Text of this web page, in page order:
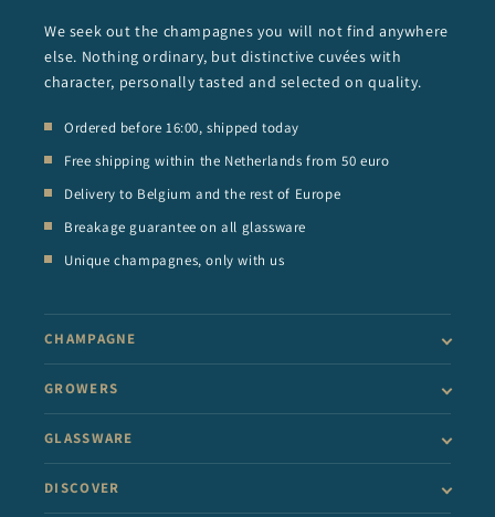
We seek out the champagnes you will not find anywhere
else. Nothing ordinary, but distinctive cuvées with
character, personally tasted and selected on quality.
Ordered before 16:00, shipped today
Free shipping within the Netherlands from 50 euro
Delivery to Belgium and the rest of Europe
Breakage guarantee on all glassware
Unique champagnes, only with us
CHAMPAGNE
GROWERS
GLASSWARE
DISCOVER